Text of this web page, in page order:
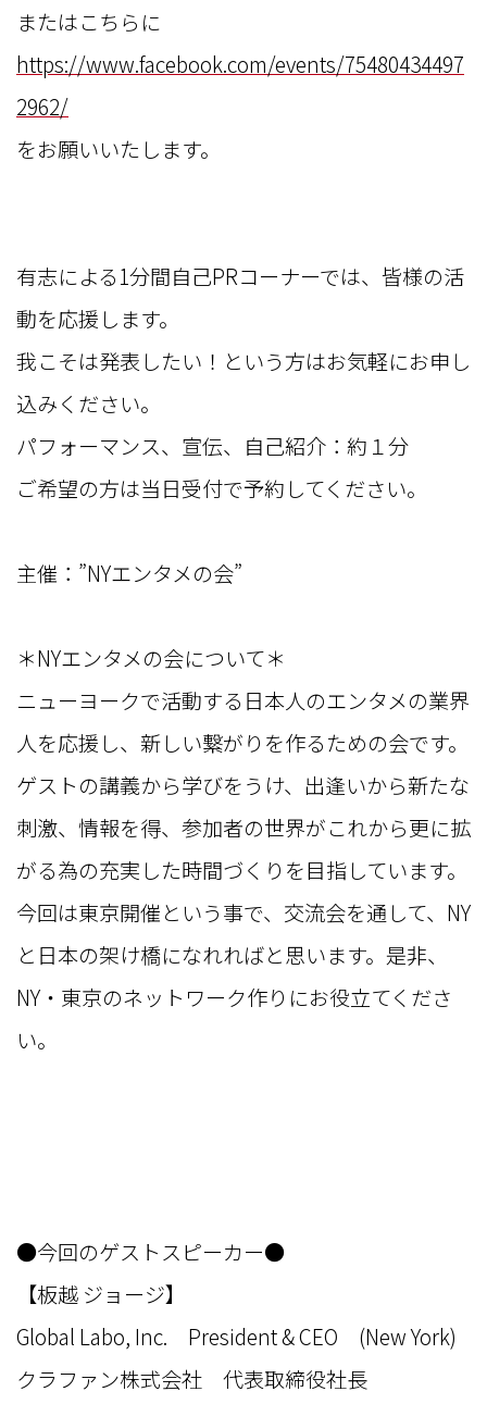
またはこちらに
https://www.facebook.com/events/75480434497
2962/
をお願いいたします。
有志による1分間自己PRコーナーでは、皆様の活
動を応援します。
我こそは発表したい！という方はお気軽にお申し
込みください。
パフォーマンス、宣伝、自己紹介：約１分
ご希望の方は当日受付で予約してください。
主催：”NYエンタメの会”
＊NYエンタメの会について＊
ニューヨークで活動する日本人のエンタメの業界
人を応援し、新しい繋がりを作るための会です。
ゲストの講義から学びをうけ、出逢いから新たな
刺激、情報を得、参加者の世界がこれから更に拡
がる為の充実した時間づくりを目指しています。
今回は東京開催という事で、交流会を通して、NY
と日本の架け橋になれればと思います。是非、
NY・東京のネットワーク作りにお役立てくださ
い。
●今回のゲストスピーカー●
【板越 ジョージ】
Global Labo, Inc. President & CEO (New York)
クラファン株式会社 代表取締役社長